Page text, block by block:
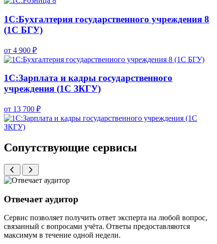
1С:Бухгалтерия государственного учреждения 8
(1С БГУ)
от 4 900 ₽
1С:Зарплата и кадры государственного
учреждения (1С ЗКГУ)
от 13 700 ₽
Сопутствующие сервисы
Отвечает аудитор
Сервис позволяет получить ответ эксперта на любой вопрос,
связанный с вопросами учёта. Ответы предоставляются
максимум в течение одной недели.